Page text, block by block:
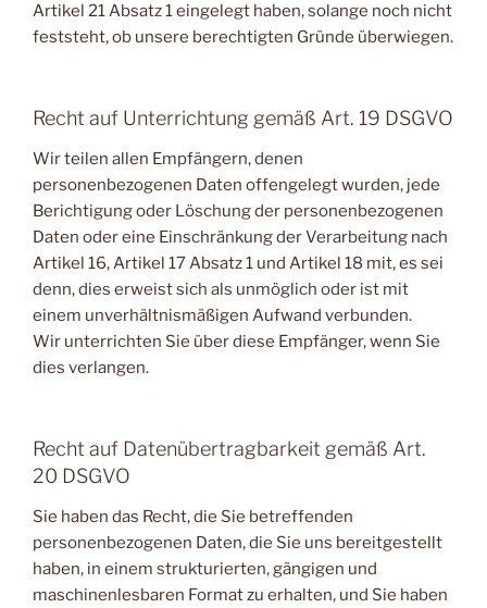
Artikel 21 Absatz 1 eingelegt haben, solange noch nicht
feststeht, ob unsere berechtigten Gründe überwiegen.
Recht auf Unterrichtung gemäß Art. 19 DSGVO
Wir teilen allen Empfängern, denen
personenbezogenen Daten offengelegt wurden, jede
Berichtigung oder Löschung der personenbezogenen
Daten oder eine Einschränkung der Verarbeitung nach
Artikel 16, Artikel 17 Absatz 1 und Artikel 18 mit, es sei
denn, dies erweist sich als unmöglich oder ist mit
einem unverhältnismäßigen Aufwand verbunden.
Wir unterrichten Sie über diese Empfänger, wenn Sie
dies verlangen.
Recht auf Datenübertragbarkeit gemäß Art.
20 DSGVO
Sie haben das Recht, die Sie betreffenden
personenbezogenen Daten, die Sie uns bereitgestellt
haben, in einem strukturierten, gängigen und
maschinenlesbaren Format zu erhalten, und Sie haben